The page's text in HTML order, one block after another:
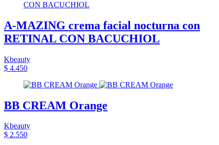
A-MAZING crema facial nocturna con
RETINAL CON BACUCHIOL
Kbeauty
$ 4.450
BB CREAM Orange
Kbeauty
$ 2.550